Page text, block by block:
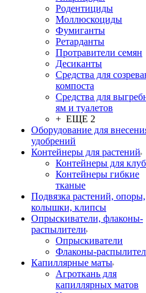
Родентициды
Моллюскоциды
Фумиганты
Ретарданты
Протравители семян
Десиканты
Средства для
компоста
Средства для
ям и туалетов
+ ЕЩЕ 2
Оборудование для
удобрений
Контейнеры для растений
Контейнеры для
Контейнеры гибкие
тканые
Подвязка растений, опоры,
колышки, клипсы
Опрыскиватели, флаконы-
распылители
Опрыскиватели
Флаконы-
Капиллярные маты
Агроткань для
капиллярных матов